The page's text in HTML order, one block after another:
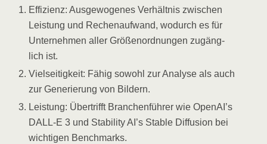
Effi­zi­enz: Aus­ge­wo­ge­nes Ver­hält­nis zwi­schen
Leis­tung und Rechen­auf­wand, wodurch es für
Unter­neh­men aller Grö­ßen­ord­nun­gen zugäng­
lich ist.
Viel­sei­tig­keit: Fähig sowohl zur Ana­ly­se als auch
zur Gene­rie­rung von Bildern.
Leis­tung: Über­trifft Bran­chen­füh­rer wie OpenAI’s
DALL‑E 3 und Sta­bi­li­ty AI’s Sta­ble Dif­fu­si­on bei
wich­ti­gen Benchmarks.